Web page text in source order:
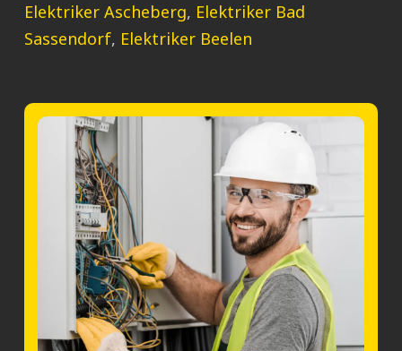
Elektriker Ascheberg, Elektriker Bad
Sassendorf, Elektriker Beelen